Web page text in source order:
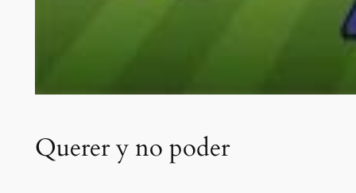
Querer y no poder